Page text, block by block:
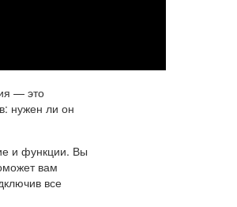
— это
нужен ли он
и функции. Вы
вам
все